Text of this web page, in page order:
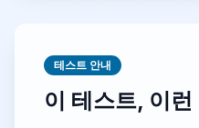
테스트 안내
이 테스트, 이